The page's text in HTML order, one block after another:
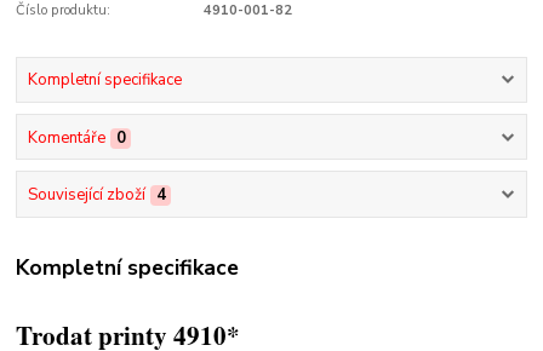
Číslo produktu: 4910-001-82
Kompletní specifikace
Komentáře 0
Související zboží 4
Kompletní specifikace
Trodat printy 4910*